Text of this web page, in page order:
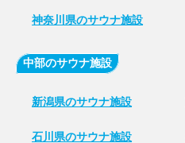
神奈川県のサウナ施設
中部のサウナ施設
新潟県のサウナ施設
石川県のサウナ施設